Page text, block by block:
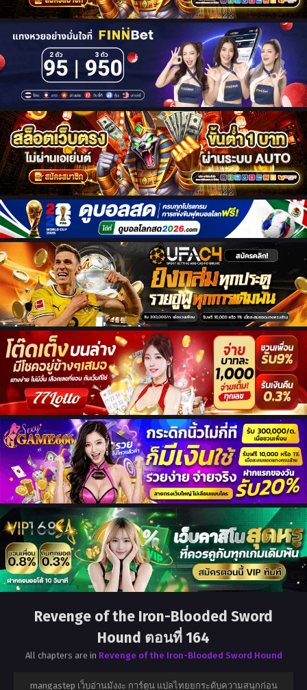
Revenge of the Iron-Blooded Sword
Hound ตอนที่ 164
All chapters are in Revenge of the Iron-Blooded Sword Hound
mangastep เว็บอ่านมังงะ การ์ตูน แปลไทยยกระดับความสนุกก่อน